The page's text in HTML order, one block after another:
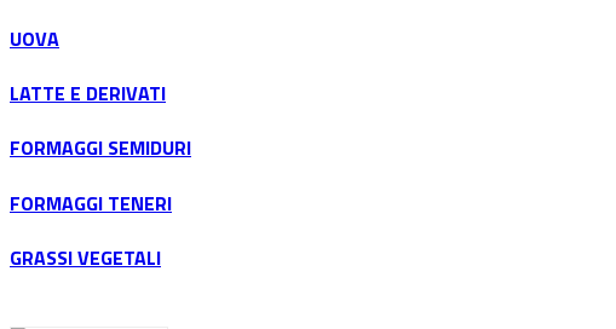
UOVA
LATTE E DERIVATI
FORMAGGI SEMIDURI
FORMAGGI TENERI
GRASSI VEGETALI